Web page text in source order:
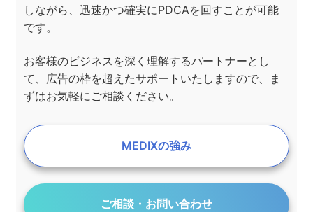
しながら、迅速かつ確実にPDCAを回すことが可能
です。
お客様のビジネスを深く理解するパートナーとし
て、広告の枠を超えたサポートいたしますので、ま
ずはお気軽にご相談ください。
MEDIXの強み
ご相談・お問い合わせ